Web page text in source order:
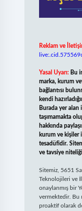
Reklam ve
Yasal Uyarı: Bu
marka, kurum
bağlantısı
kendi
Burada yer alan
taşımamakta
hakkında
kurum ve kişiler
tesadüfidir.
ve tavsiye
Sitemiz, 5651
Teknolojileri ve
onaylanmış bir
vermektedir. Bu
proaktif olarak